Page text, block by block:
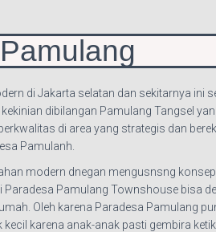
di Jakarta selatan dan sekitarnya ini
dibilangan Pamulang Tangsel
di area yang strategis dan
Pamulanh.
modern dnegan mengusnsng
Pamulang Townshouse bisa
Oleh karena Paradesa Pamulang
karena anak-anak pasti gembira